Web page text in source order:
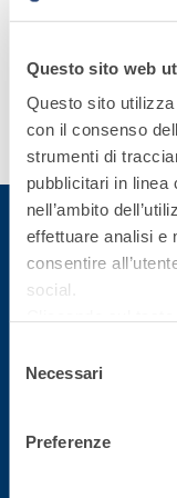
Questo sito web
Questo sito
con il consenso
strumenti di
pubblicitari in linea
nell’ambito
effettuare analisi e
consentire
social.
consenso è
Per sapere di più
delNecessari
Preferenze
Iscriviti alla